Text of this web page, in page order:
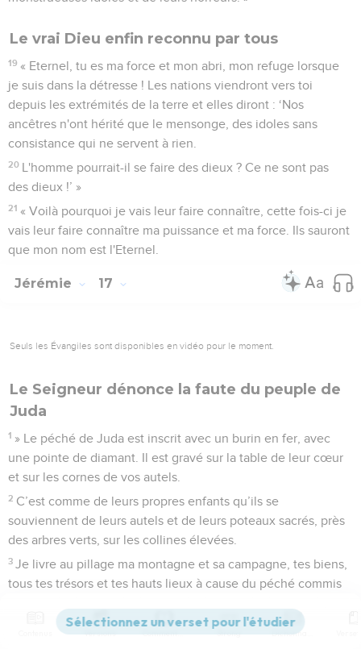
Le vrai Dieu enfin reconnu par tous
19 « Eternel, tu es ma force et mon abri, mon refuge lorsque
je suis dans la détresse ! Les nations viendront vers toi
depuis les extrémités de la terre et elles diront : ‘Nos
ancêtres n'ont hérité que le mensonge, des idoles sans
consistance qui ne servent à rien.
20 L'homme pourrait-il se faire des dieux ? Ce ne sont pas
des dieux !’ »
21 « Voilà pourquoi je vais leur faire connaître, cette fois-ci je
vais leur faire connaître ma puissance et ma force. Ils sauront
que mon nom est l'Eternel.
Jérémie 17
Seuls les Évangiles sont disponibles en vidéo pour le moment.
Le Seigneur dénonce la faute du peuple de
Juda
1 » Le péché de Juda est inscrit avec un burin en fer, avec
une pointe de diamant. Il est gravé sur la table de leur cœur
et sur les cornes de vos autels.
2 C’est comme de leurs propres enfants qu’ils se
souviennent de leurs autels et de leurs poteaux sacrés, près
des arbres verts, sur les collines élevées.
3 Je livre au pillage ma montagne et sa campagne, tes biens,
tous tes trésors et tes hauts lieux à cause du péché commis
Par ta faute, tu devras renoncer à l'héritage que je t'avais
Versions Commentaires Strong